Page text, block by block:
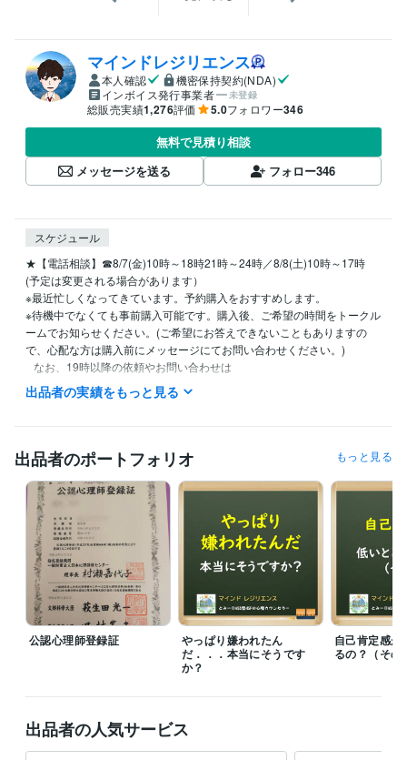
マインドレジリエンス
本人確認
機密保持契約(NDA)
インボイス発行事業者
未登録
総販売実績1,276評価 5.0フォロワー346
無料で見積り相談
メッセージを送る
フォロー346
スケジュール
★【電話相談】☎8/7(金)10時～18時21時～24時／8/8(土)10時～17時
(予定は変更される場合があります）
※最近忙しくなってきています。予約購入をおすすめします。
※待機中でなくても事前購入可能です。購入後、ご希望の時間をトークル
ームでお知らせください。(ご希望にお答えできないこともありますの
で、心配な方は購入前にメッセージにてお問い合わせください。)
   翌日以降になることがありますので
   ご了承ください。
ただし事前にご相談いただければ臨機応変にご対応が可能ですのでご
安心下さい。
■その他の曜日につきましては
原則午前９時～午後９時までの間で対応いたします。
■なお、午前9時〜午後7時までは本業のほうに従事しておりますので、
この時間帯は多少ご返答が遅れる場合がございます。
ただし事前にご相談いただければ臨機応変にご対応が可能ですのでご
安心下さい。
■購入前に気になることなどがございましたら、遠慮なくDMからお問い
ライフスタイル・その他 / 講師・インストラクター
ライフスタイル・その他 / カウンセラー・コーチ
出品者の実績をもっと見る
出品者のポートフォリオ もっと見る
公認心理師登録証
やっぱり嫌われたん
だ．．．本当にそうです
か？
自己肯定感が
るの？（その
出品者の人気サービス